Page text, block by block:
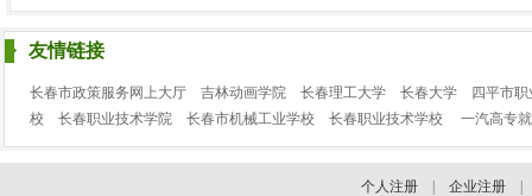
友情链接
长春市政策服务网上大厅 吉林动画学院 长春理工大学 长春大学
四平市
校
长春职业技术学院 长春市机械工业学校 长春职业技术学校 一汽高专
个人注册 企业注册